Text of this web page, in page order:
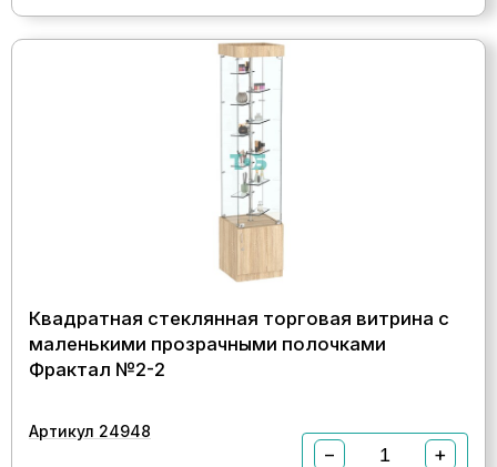
Квадратная стеклянная торговая витрина с
маленькими прозрачными полочками
Фрактал №2-2
Артикул 24948
− +